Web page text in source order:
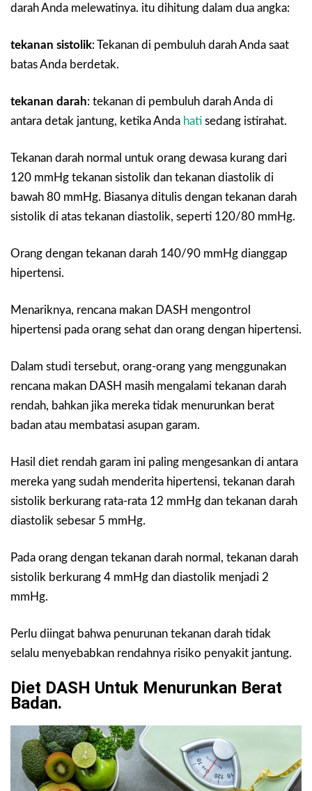
darah Anda melewatinya. itu dihitung dalam dua angka:
tekanan sistolik: Tekanan di pembuluh darah Anda saat
batas Anda berdetak.
tekanan darah: tekanan di pembuluh darah Anda di
antara detak jantung, ketika Anda hati sedang istirahat.
Tekanan darah normal untuk orang dewasa kurang dari
120 mmHg tekanan sistolik dan tekanan diastolik di
bawah 80 mmHg. Biasanya ditulis dengan tekanan darah
sistolik di atas tekanan diastolik, seperti 120/80 mmHg.
Orang dengan tekanan darah 140/90 mmHg dianggap
hipertensi.
Menariknya, rencana makan DASH mengontrol
hipertensi pada orang sehat dan orang dengan hipertensi.
Dalam studi tersebut, orang-orang yang menggunakan
rencana makan DASH masih mengalami tekanan darah
rendah, bahkan jika mereka tidak menurunkan berat
badan atau membatasi asupan garam.
Hasil diet rendah garam ini paling mengesankan di antara
mereka yang sudah menderita hipertensi, tekanan darah
sistolik berkurang rata-rata 12 mmHg dan tekanan darah
diastolik sebesar 5 mmHg.
Pada orang dengan tekanan darah normal, tekanan darah
sistolik berkurang 4 mmHg dan diastolik menjadi 2
mmHg.
Perlu diingat bahwa penurunan tekanan darah tidak
selalu menyebabkan rendahnya risiko penyakit jantung.
Diet DASH Untuk Menurunkan Berat
Badan.